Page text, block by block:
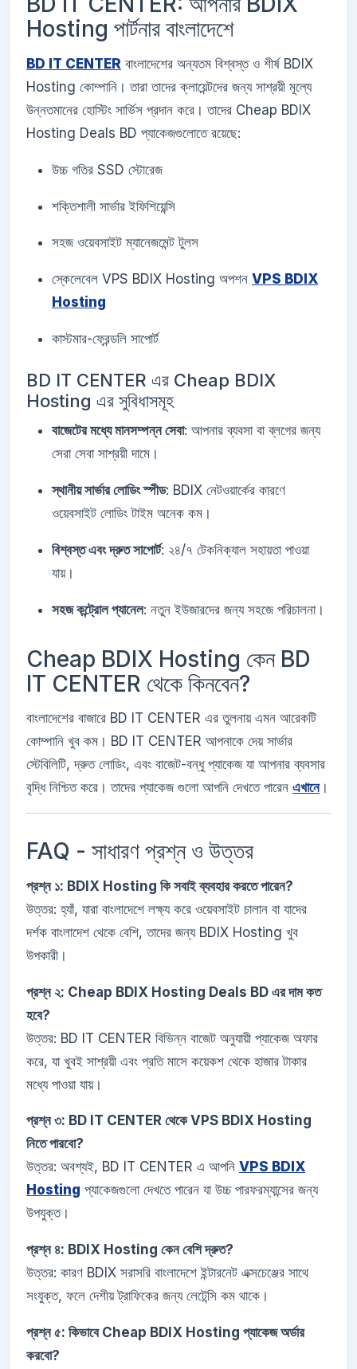
Hosting পার্টনার বাংলাদেশে
BD IT CENTER বাংলাদেশের অন্যতম বিশ্বস্ত ও শীর্ষ BDIX
Hosting কোম্পানি। তারা তাদের ক্লায়েন্টদের জন্য সাশ্রয়ী মূল্যে
উন্নতমানের হোস্টিং সার্ভিস প্রদান করে। তাদের Cheap BDIX
Hosting Deals BD প্যাকেজগুলোতে রয়েছে:
উচ্চ গতির SSD স্টোরেজ
শক্তিশালী সার্ভার ইফিশিয়েন্সি
সহজ ওয়েবসাইট ম্যানেজমেন্ট টুলস
স্কেলেবেল VPS BDIX Hosting অপশন VPS BDIX
Hosting
কাস্টমার-ফ্রেন্ডলি সাপোর্ট
BD IT CENTER এর Cheap BDIX
Hosting এর সুবিধাসমূহ
বাজেটের মধ্যে মানসম্পন্ন সেবা: আপনার ব্যবসা বা ব্লগের জন্য
সেরা সেবা সাশ্রয়ী দামে।
স্থানীয় সার্ভার লোডিং স্পীড: BDIX নেটওয়ার্কের কারণে
ওয়েবসাইট লোডিং টাইম অনেক কম।
বিশ্বস্ত এবং দ্রুত সাপোর্ট: ২৪/৭ টেকনিক্যাল সহায়তা পাওয়া
যায়।
সহজ কন্ট্রোল প্যানেল: নতুন ইউজারদের জন্য সহজে পরিচালনা।
Cheap BDIX Hosting কেন BD
IT CENTER থেকে কিনবেন?
বাংলাদেশের বাজারে BD IT CENTER এর তুলনায় এমন আরেকটি
কোম্পানি খুব কম। BD IT CENTER আপনাকে দেয় সার্ভার
স্টেবিলিটি, দ্রুত লোডিং, এবং বাজেট-বন্ধু প্যাকেজ যা আপনার ব্যবসার
বৃদ্ধি নিশ্চিত করে। তাদের প্যাকেজ গুলো আপনি দেখতে পারেন এখানে।
FAQ - সাধারণ প্রশ্ন ও উত্তর
প্রশ্ন ১: BDIX Hosting কি সবাই ব্যবহার করতে পারেন?
উত্তর: হ্যাঁ, যারা বাংলাদেশে লক্ষ্য করে ওয়েবসাইট চালান বা যাদের
দর্শক বাংলাদেশ থেকে বেশি, তাদের জন্য BDIX Hosting খুব
উপকারী।
প্রশ্ন ২: Cheap BDIX Hosting Deals BD এর দাম কত
হবে?
উত্তর: BD IT CENTER বিভিন্ন বাজেট অনুযায়ী প্যাকেজ অফার
করে, যা খুবই সাশ্রয়ী এবং প্রতি মাসে কয়েকশ থেকে হাজার টাকার
মধ্যে পাওয়া যায়।
প্রশ্ন ৩: BD IT CENTER থেকে VPS BDIX Hosting
নিতে পারবো?
উত্তর: অবশ্যই, BD IT CENTER এ আপনি VPS BDIX
Hosting প্যাকেজগুলো দেখতে পারেন যা উচ্চ পারফরম্যান্সের জন্য
উপযুক্ত।
প্রশ্ন ৪: BDIX Hosting কেন বেশি দ্রুত?
উত্তর: কারণ BDIX সরাসরি বাংলাদেশে ইন্টারনেট এক্সচেঞ্জের সাথে
সংযুক্ত, ফলে দেশীয় ট্রাফিকের জন্য লেটেন্সি কম থাকে।
প্রশ্ন ৫: কিভাবে Cheap BDIX Hosting প্যাকেজ অর্ডার
করবো?